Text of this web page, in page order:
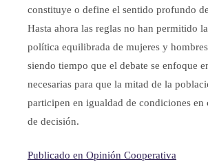
constituye o define el sentido profundo
Hasta ahora las reglas no han permitido
política equilibrada de mujeres y
siendo tiempo que el debate se enfoque
necesarias para que la mitad de la
participen en igualdad de condiciones en
de decisión.
Publicado en Opinión Cooperativa